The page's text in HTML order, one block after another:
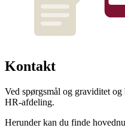
Kontakt
Ved spørgsmål og graviditet
HR-afdeling.
Herunder kan du finde